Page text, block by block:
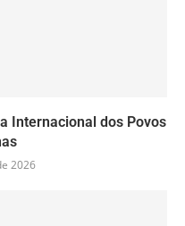
Internacional dos Povos
2026